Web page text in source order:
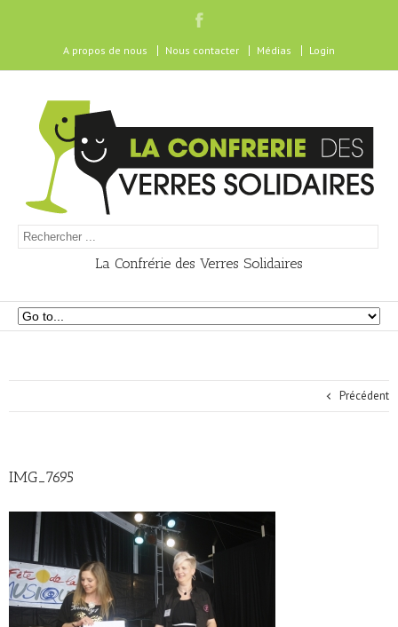
A propos de nous Nous contacter Médias Login
La Confrérie des Verres Solidaires
Précédent
IMG_7695